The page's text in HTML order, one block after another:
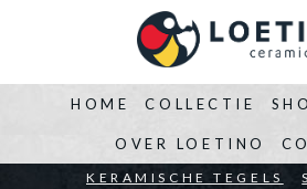
HOME
BEDRIJVEN ARCHITECTEN
COLLECTIE
KERAMISCHE TEGELS
OVER LOETINO